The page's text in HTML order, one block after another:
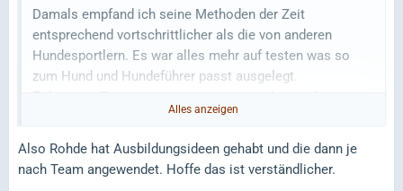
meisten passen da für uns nicht oder es ist kein Bedarf,
weil wir keine Baustellen haben. Und bei Baustellen gehe
ich lieber ins Einzeltraining zu passenden Trainern.
Seminar. Bei Sporthunden muss man natürlich immer
schauen, was man sich so mitnehmen kann und wo man
sich nur unnötig verrückt macht.
Damals empfand ich seine Methoden der Zeit
entsprechend vortschrittlicher als die von anderen
Hundesportlern. Es war alles mehr auf testen was so
zum Hund und Hundeführer passt ausgelegt.
Er hat eine Trainingsweise von mir gesehen und war
überrascht weil er da vorher nicht dran gedacht hat und
überraschend aber cool.
Alles anzeigen
Also Rohde hat Ausbildungsideen gehabt und die dann je
nach Team angewendet. Hoffe das ist verständlicher.